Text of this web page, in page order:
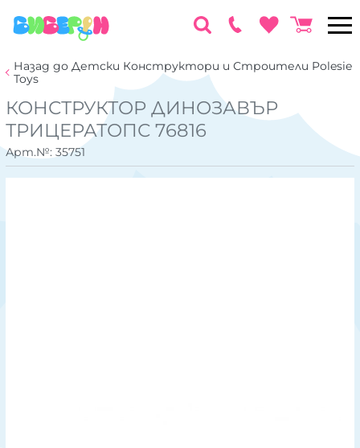
Назад до Детски Конструктори и Строители Polesie
Toys
КОНСТРУКТОР ДИНОЗАВЪР
ТРИЦЕРАТОПС 76816
Арт.№: 35751